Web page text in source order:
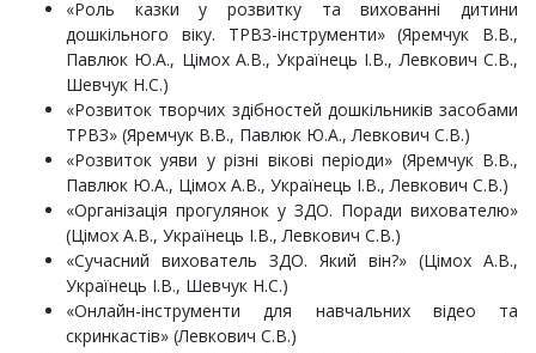
«Роль казки у розвитку та вихованні дитини
дошкільного віку. ТРВЗ-інструменти» (Яремчук В.В.,
Павлюк Ю.А., Цімох А.В., Українець І.В., Левкович С.В.,
Шевчук Н.С.)
«Розвиток творчих здібностей дошкільників засобами
ТРВЗ» (Яремчук В.В., Павлюк Ю.А., Левкович С.В.)
«Розвиток уяви у різні вікові періоди» (Яремчук В.В.,
Павлюк Ю.А., Цімох А.В., Українець І.В., Левкович С.В.)
«Організація прогулянок у ЗДО. Поради вихователю»
(Цімох А.В., Українець І.В., Левкович С.В.)
«Сучасний вихователь ЗДО. Який він?» (Цімох А.В.,
Українець І.В., Шевчук Н.С.)
«Онлайн-інструменти для навчальних відео та
скринкастів» (Левкович С.В.)